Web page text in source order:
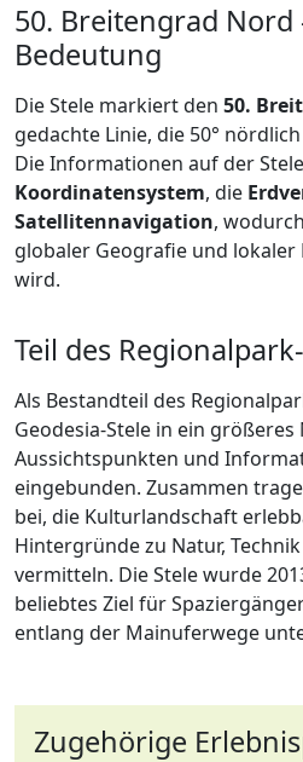
50. Breitengrad Nord
Bedeutung
Die Stele markiert den 50.
gedachte Linie, die 50°
Die Informationen auf der
Koordinatensystem, die
Satellitennavigation,
globaler Geografie und
wird.
Teil des
Als Bestandteil des
Geodesia-Stele in ein größeres
Aussichtspunkten und
eingebunden. Zusammen
bei, die Kulturlandschaft
Hintergründe zu Natur,
vermitteln. Die Stele wurde
beliebtes Ziel für
entlang der Mainuferwege
Zugehörige